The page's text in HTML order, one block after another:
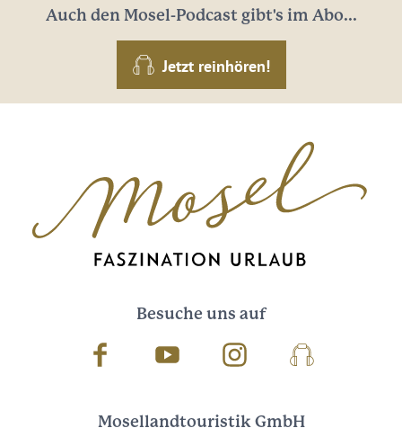
Auch den Mosel-Podcast gibt's im Abo...
Jetzt reinhören!
Besuche uns auf
Facebook Youtube InstagramPodcast
Mosellandtouristik GmbH